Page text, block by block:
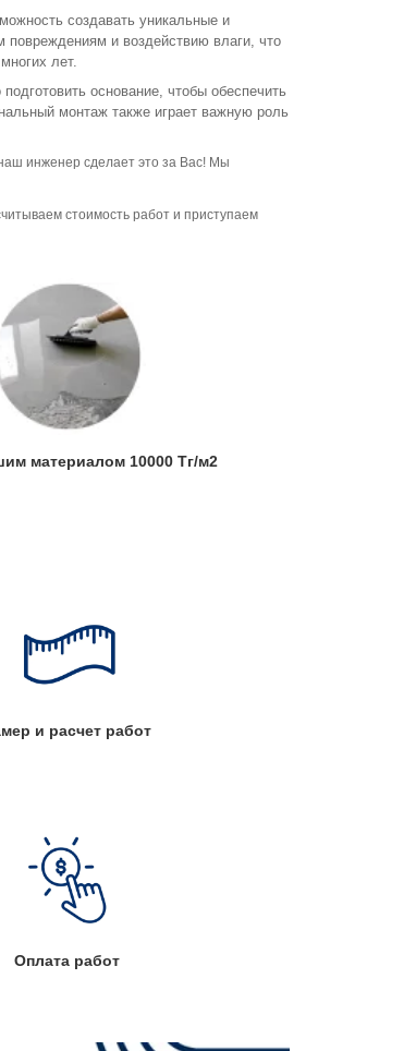
создавать уникальные и
повреждениям и воздействию влаги, что
лет.
основание, чтобы обеспечить
монтаж также играет важную роль
инженер сделает это за Вас! Мы
стоимость работ и приступаем
материалом 10000 Тг/м2
и расчет работ
Оплата работ